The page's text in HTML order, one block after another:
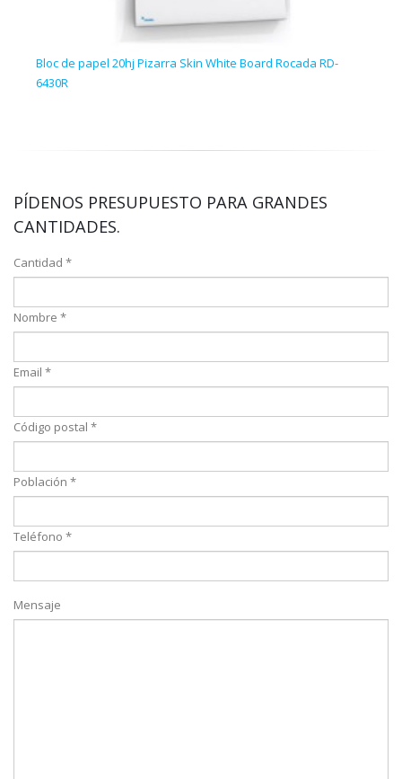
Bloc de papel 20hj Pizarra Skin White Board Rocada RD-
6430R
PÍDENOS PRESUPUESTO PARA GRANDES
CANTIDADES.
Cantidad *
Nombre *
Email *
Código postal *
Población *
Teléfono *
Mensaje